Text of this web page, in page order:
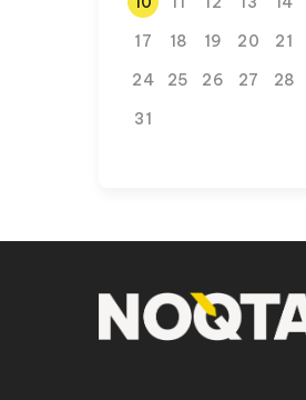
17
18 19 20 21
24
25 26 27 28
31